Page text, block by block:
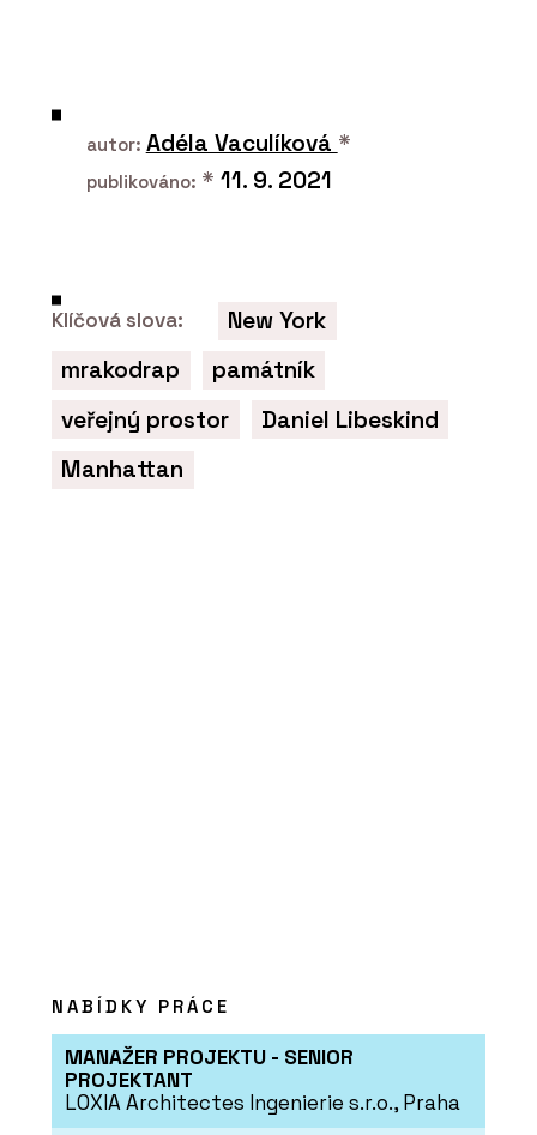
PRODUKTY
Okenní a dveřní systém s tepelnou
izolací MB-79N - Aluprof
Okenní a dveřní systém s tepelnou
izolací MB-86N - Aluprof
autor: Adéla Vaculíková *
publikováno: * 11. 9. 2021
Klíčová slova:
New York
mrakodrap
památník
veřejný prostor
Daniel Libeskind
Manhattan
NABÍDKY PRÁCE
MANAŽER PROJEKTU - SENIOR
PROJEKTANT
LOXIA Architectes Ingenierie s.r.o., Praha